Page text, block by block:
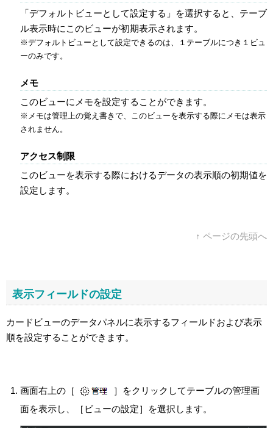
「デフォルトビューとして設定する」を選択すると、テーブ
ル表示時にこのビューが初期表示されます。
※デフォルトビューとして設定できるのは、１テーブルにつき１ビュ
ーのみです。
メモ
このビューにメモを設定することができます。
※メモは管理上の覚え書きで、このビューを表示する際にメモは表示
されません。
アクセス制限
このビューを表示する際におけるデータの表示順の初期値を
設定します。
↑ ページの先頭へ
表示フィールドの設定
カードビューのデータパネルに表示するフィールドおよび表示
順を設定することができます。
画面右上の［
］をクリックしてテーブルの管理画
面を表示し、［ビューの設定］を選択します。